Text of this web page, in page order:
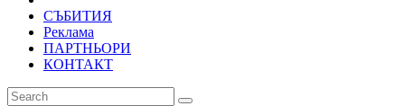
СЪБИТИЯ
Реклама
ПАРТНЬОРИ
КОНТАКТ